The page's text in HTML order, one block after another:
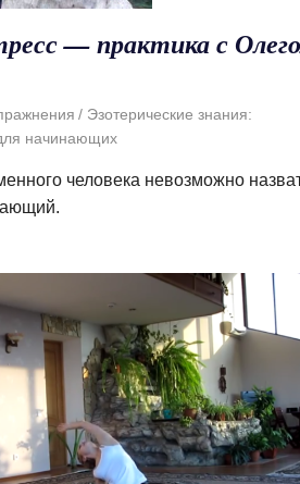
— практика с
Эзотерические знания:
начинающих
человека невозможно